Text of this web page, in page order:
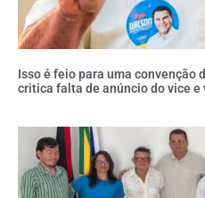
Isso é feio para uma convenção
critica falta de anúncio do vice e